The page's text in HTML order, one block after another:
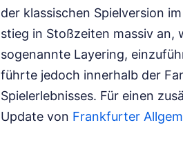
der klassischen Spielversion
stieg in Stoßzeiten massiv an,
sogenannte Layering,
führte jedoch innerhalb der
Spielerlebnisses. Für einen
Update von Frankfurter